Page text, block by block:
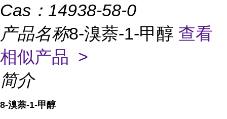
Cas： 14938-58-0
产品名称8-溴萘-1-甲醇 查看
相似产品 >
简介
8-溴萘-1-甲醇